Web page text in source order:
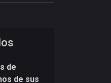
de
de sus